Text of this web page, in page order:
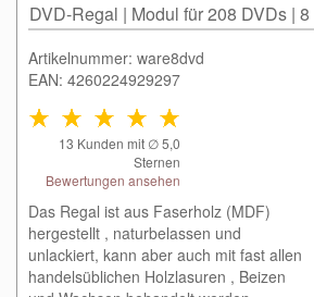
DVD-Regal | Modul für 208 DVDs |
Artikelnummer: ware8dvd
EAN: 4260224929297
13 Kunden mit ∅5,0
Sternen
Bewertungen ansehen
Das Regal ist aus Faserholz (MDF)
hergestellt , naturbelassen und
unlackiert, kann aber auch mit fast allen
handelsüblichen Holzlasuren , Beizen